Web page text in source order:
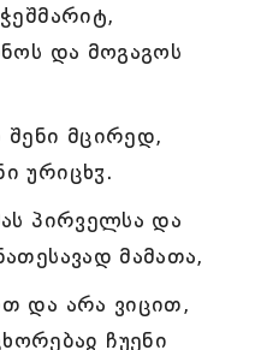
და მოგაგოს
მცირედ,
ურიცხჳ.
პირველსა და
მამათა,
და არა ვიცით,
ჩუენი